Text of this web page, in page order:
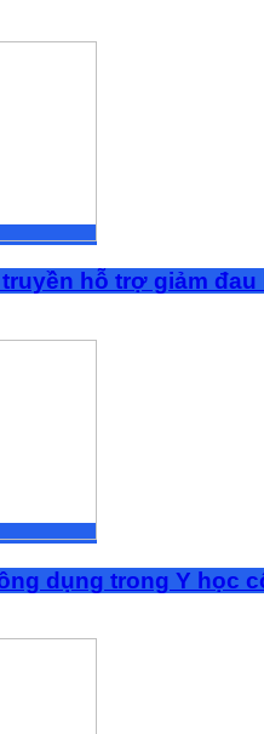
hỗ trợ giảm đau
dụng trong Y học